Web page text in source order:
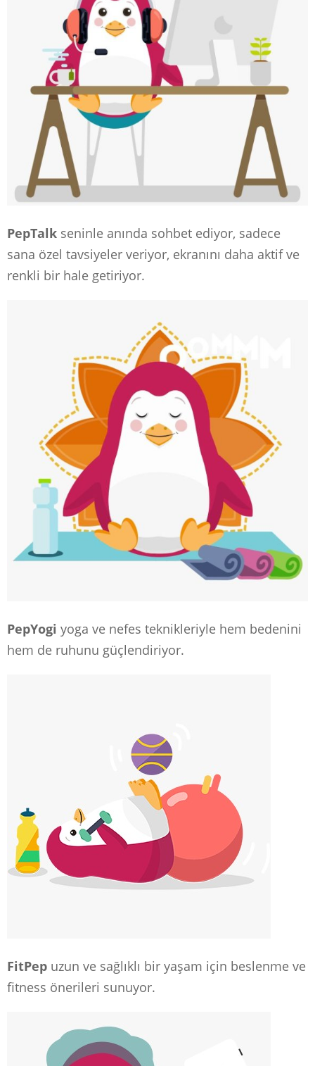
PepTalk seninle anında sohbet ediyor, sadece
sana özel tavsiyeler veriyor, ekranını daha aktif ve
renkli bir hale getiriyor.
PepYogi yoga ve nefes teknikleriyle hem bedenini
hem de ruhunu güçlendiriyor.
FitPep uzun ve sağlıklı bir yaşam için beslenme ve
fitness önerileri sunuyor.